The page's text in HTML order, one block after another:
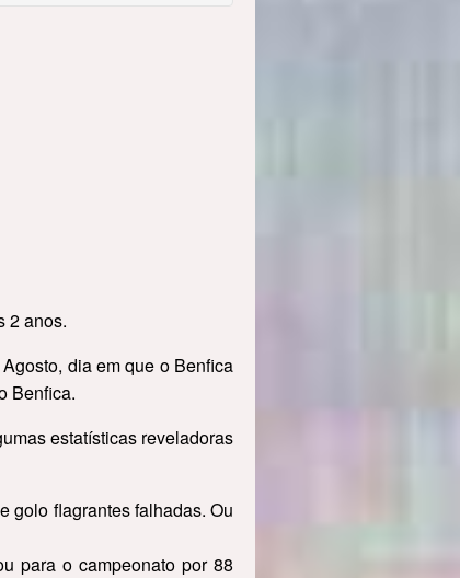
2 anos.
dia em que o Benfica
Benfica.
estatísticas reveladoras
golo flagrantes falhadas. Ou
para o campeonato por 88